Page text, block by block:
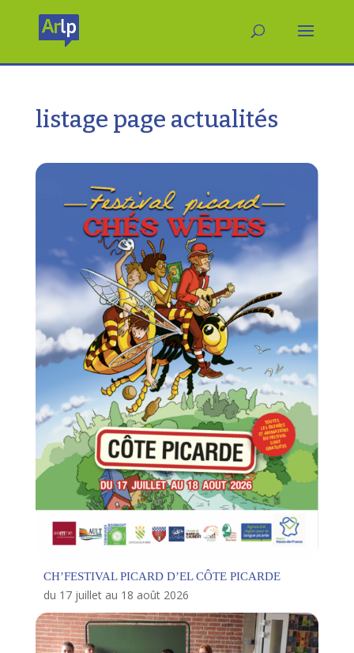
listage page actualités
CH’FESTIVAL PICARD D’EL CÔTE PICARDE
du 17 juillet au 18 août 2026